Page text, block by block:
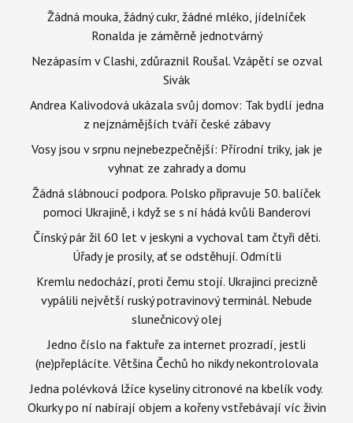
Žádná mouka, žádný cukr, žádné mléko, jídelníček
Ronalda je záměrně jednotvárný
Nezápasím v Clashi, zdůraznil Roušal. Vzápětí se ozval
Sivák
Andrea Kalivodová ukázala svůj domov: Tak bydlí jedna
z nejznámějších tváří české zábavy
Vosy jsou v srpnu nejnebezpečnější: Přírodní triky, jak je
vyhnat ze zahrady a domu
Žádná slábnoucí podpora. Polsko připravuje 50. balíček
pomoci Ukrajině, i když se s ní hádá kvůli Banderovi
Čínský pár žil 60 let v jeskyni a vychoval tam čtyři děti.
Úřady je prosily, ať se odstěhují. Odmítli
Kremlu nedochází, proti čemu stojí. Ukrajinci precizně
vypálili největší ruský potravinový terminál. Nebude
slunečnicový olej
Jedno číslo na faktuře za internet prozradí, jestli
(ne)přeplácíte. Většina Čechů ho nikdy nekontrolovala
Jedna polévková lžíce kyseliny citronové na kbelík vody.
Okurky po ní nabírají objem a kořeny vstřebávají víc živin